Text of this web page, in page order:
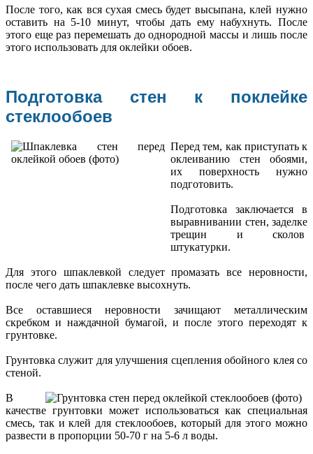
После того, как вся сухая смесь будет высыпана, клей нужно
оставить на 5-10 минут, чтобы дать ему набухнуть. После
этого еще раз перемешать до однородной массы и лишь после
этого использовать для оклейки обоев.
Подготовка стен к поклейке
стеклообоев
Перед тем, как приступать к
оклеиванию стен обоями,
их поверхность нужно
подготовить.
Подготовка заключается в
выравнивании стен, заделке
трещин и сколов
штукатурки.
Для этого шпаклевкой следует промазать все неровности,
после чего дать шпаклевке высохнуть.
Все оставшиеся неровности зачищают металлическим
скребком и наждачной бумагой, и после этого переходят к
грунтовке.
Грунтовка служит для улучшения сцепления обойного клея со
стеной.
В
качестве грунтовки может использоваться как специальная
смесь, так и клей для стеклообоев, который для этого можно
развести в пропорции 50-70 г на 5-6 л воды.